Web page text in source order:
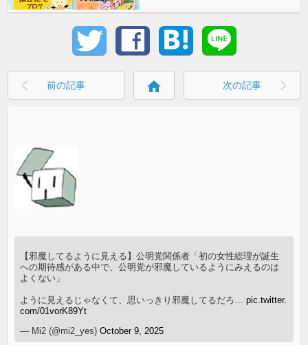
前の記事 home 次の記事
【邪魔してるように見える】公明党関係者「初の女性総理が誕生
への期待感がある中で、公明党が邪魔しているようにみえるのは
よくない」
ように見えるじゃなくて、思いっきり邪魔してるだろ…pic.twitter.
com/01vorK89Yt
— Mi2 (@mi2_yes)October 9, 2025